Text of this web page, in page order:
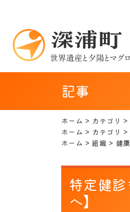
記事
ホーム カテゴリ
ホーム
カテゴリ
ホーム
組織 健
特定健
へ】